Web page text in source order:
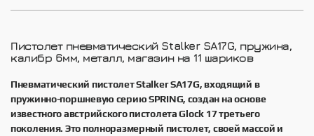
Пистолет пневматический Stalker SA17G, пружина,
калибр 6мм, металл, магазин на 11 шариков
Пневматический пистолет Stalker SA17G, входящий в
пружинно-поршневую серию SPRING, создан на основе
известного австрийского пистолета Glock 17 третьего
поколения. Это полноразмерный пистолет, своей массой и